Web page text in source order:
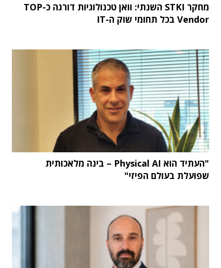
מחקר STKI השנתי: וואן טכנולוגיות דורגה כ-TOP
Vendor בכל תחומי שוק ה-IT
"העתיד הוא Physical AI – בינה מלאכותית
שפועלת בעולם הפיזי"